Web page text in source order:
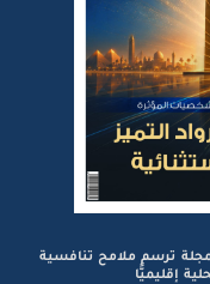
ترسم ملامح تنافسية
إقليميًّا